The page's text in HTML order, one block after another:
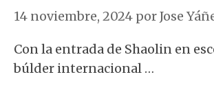
14 noviembre, 2024 porJose
Con la entrada de Shaolin en
búlder internacional …